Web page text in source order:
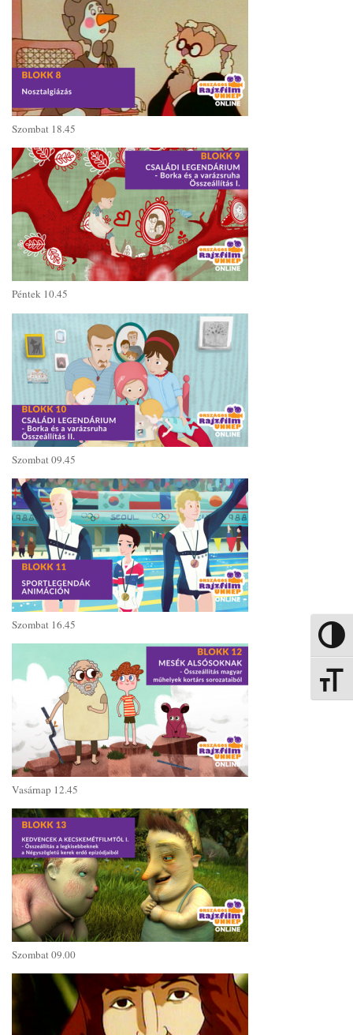
Nagy
Szombat 18.45
Péntek 10.45
Szombat 09.45
Szombat 16.45
Vasárnap 12.45
Szombat 09.00